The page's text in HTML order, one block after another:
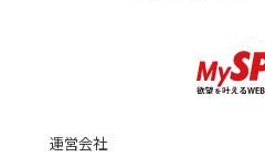
運営会社